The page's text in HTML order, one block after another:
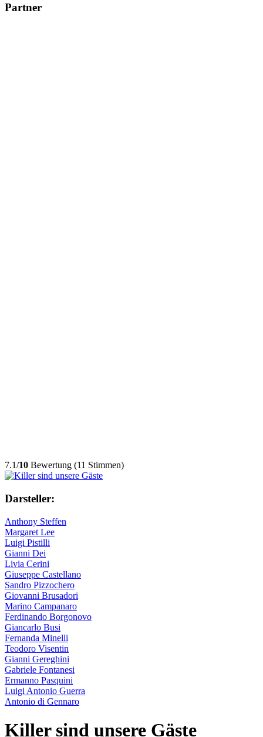
Partner
7.1/10 Bewertung (11 Stimmen)
Darsteller:
Anthony Steffen
Margaret Lee
Luigi Pistilli
Gianni Dei
Livia Cerini
Giuseppe Castellano
Sandro Pizzochero
Giovanni Brusadori
Marino Campanaro
Ferdinando Borgonovo
Giancarlo Busi
Fernanda Minelli
Teodoro Visentin
Gianni Gereghini
Gabriele Fontanesi
Ermanno Pasquini
Luigi Antonio Guerra
Antonio di Gennaro
Killer sind unsere Gäste